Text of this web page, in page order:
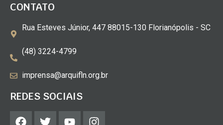
CONTATO
Rua Esteves Júnior, 447 88015-130 Florianópolis - SC
(48) 3224-4799
imprensa@arquifln.org.br
REDES SOCIAIS